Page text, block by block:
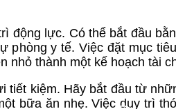
động lực. Có thể bắt đầu
phòng y tế. Việc đặt mục
nhỏ thành một kế hoạch tài
kiệm. Hãy bắt đầu từ
bữa ăn nhẹ. Việc duy trì